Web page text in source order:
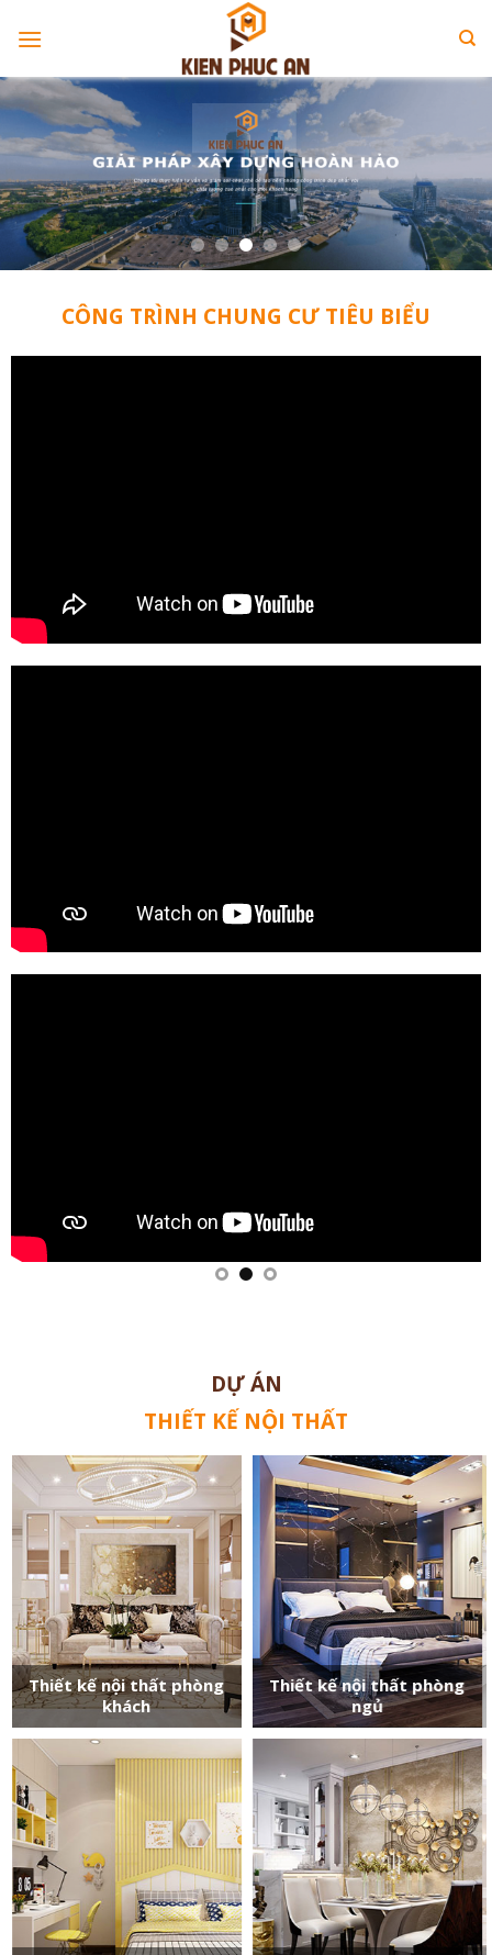
CÔNG TRÌNH CHUNG CƯ TIÊU BIỂU
DỰ ÁN
THIẾT KẾ NỘI THẤT
Thiết kế nội thất phòng
khách
Thiết kế nội thất phòng
ngủ